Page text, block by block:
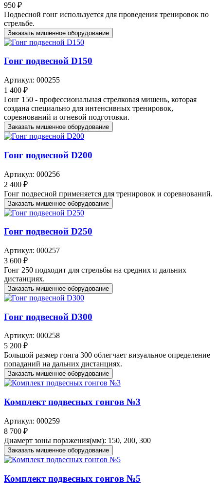
950 ₽
Подвесной гонг используется для проведения тренировок по
стрельбе.
Заказать мишенное оборудование
Гонг подвесной D150
Артикул: 000255
1 400 ₽
Гонг 150 - профессиональная стрелковая мишень, которая
создана специально для интенсивных тренировок,
соревнований и огневой подготовки.
Заказать мишенное оборудование
Гонг подвесной D200
Артикул: 000256
2 400 ₽
Гонг подвесной применяется для тренировок и соревнований.
Заказать мишенное оборудование
Гонг подвесной D250
Артикул: 000257
3 600 ₽
Гонг 250 подходит для стрельбы на средних и дальних
дистанциях.
Заказать мишенное оборудование
Гонг подвесной D300
Артикул: 000258
5 200 ₽
Большой размер гонга 300 облегчает визуальное определение
попаданий на дальних дистанциях.
Заказать мишенное оборудование
Комплект подвесных гонгов №3
Артикул: 000259
8 700 ₽
Диамерт зоны поражения(мм): 150, 200, 300
Заказать мишенное оборудование
Комплект подвесных гонгов №5